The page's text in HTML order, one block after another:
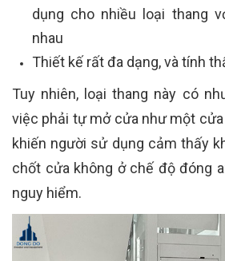
dụng cho nhiều loại thang
nhau
Thiết kế rất đa dạng, và tính
Tuy nhiên, loại thang này có
việc phải tự mở cửa như một
khiến người sử dụng cảm thấy
chốt cửa không ở chế độ đóng
nguy hiểm.